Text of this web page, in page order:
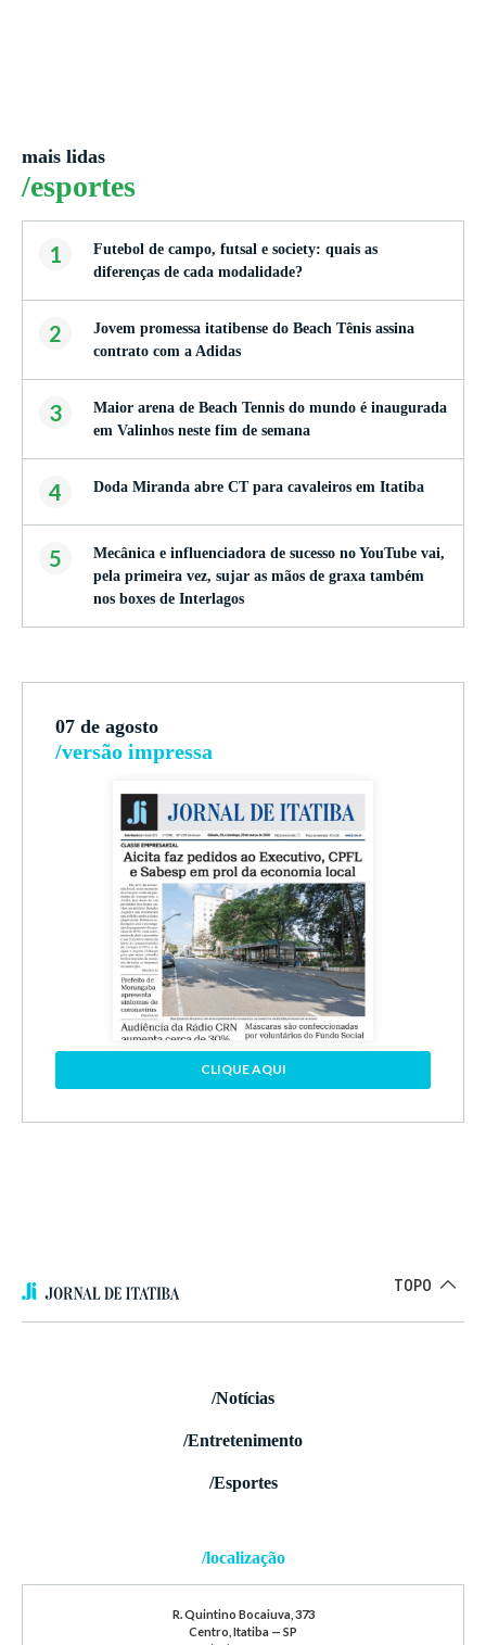
mais lidas
/esportes
1
Futebol de campo, futsal e society: quais as
diferenças de cada modalidade?
2
Jovem promessa itatibense do Beach Tênis assina
contrato com a Adidas
3
Maior arena de Beach Tennis do mundo é inaugurada
em Valinhos neste fim de semana
4 Doda Miranda abre CT para cavaleiros em Itatiba
5
Mecânica e influenciadora de sucesso no YouTube vai,
pela primeira vez, sujar as mãos de graxa também
nos boxes de Interlagos
07 de agosto
/versão impressa
CLIQUE AQUI
TOPO
/Notícias
/Entretenimento
/Esportes
/localização
R. Quintino Bocaiuva, 373
Centro, Itatiba — SP